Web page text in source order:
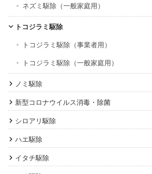
ネズミ駆除（一般家庭用）
トコジラミ駆除
トコジラミ駆除（事業者用）
トコジラミ駆除（一般家庭用）
ノミ駆除
新型コロナウイルス消毒・除菌
シロアリ駆除
ハエ駆除
イタチ駆除